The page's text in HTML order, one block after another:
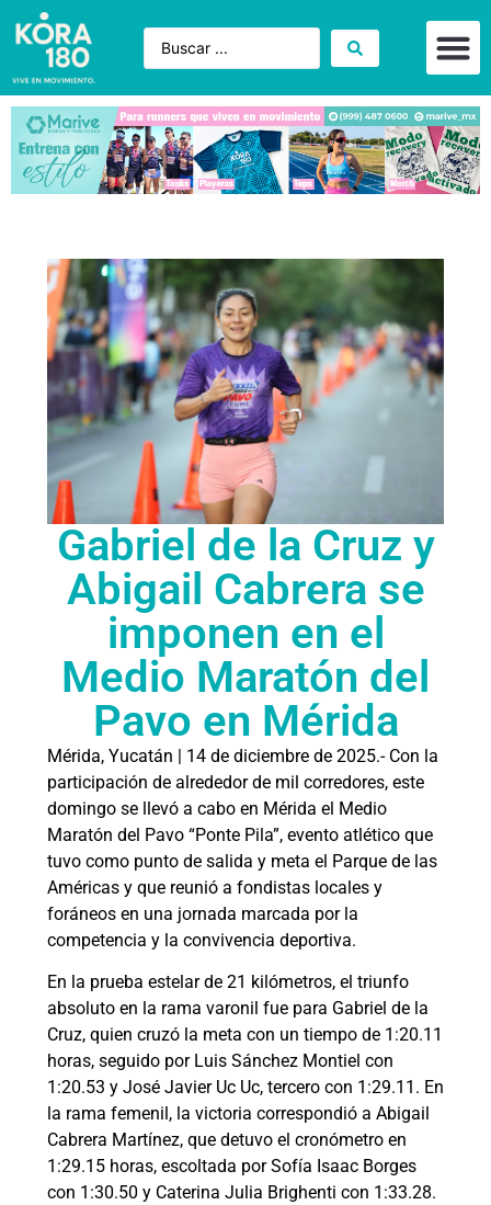
Gabriel de la Cruz y
Abigail Cabrera se
imponen en el
Medio Maratón del
Pavo en Mérida
Mérida, Yucatán | 14 de diciembre de 2025.- Con la
participación de alrededor de mil corredores, este
domingo se llevó a cabo en Mérida el Medio
Maratón del Pavo “Ponte Pila”, evento atlético que
tuvo como punto de salida y meta el Parque de las
Américas y que reunió a fondistas locales y
foráneos en una jornada marcada por la
competencia y la convivencia deportiva.
En la prueba estelar de 21 kilómetros, el triunfo
absoluto en la rama varonil fue para Gabriel de la
Cruz, quien cruzó la meta con un tiempo de 1:20.11
horas, seguido por Luis Sánchez Montiel con
1:20.53 y José Javier Uc Uc, tercero con 1:29.11. En
la rama femenil, la victoria correspondió a Abigail
Cabrera Martínez, que detuvo el cronómetro en
1:29.15 horas, escoltada por Sofía Isaac Borges
con 1:30.50 y Caterina Julia Brighenti con 1:33.28.